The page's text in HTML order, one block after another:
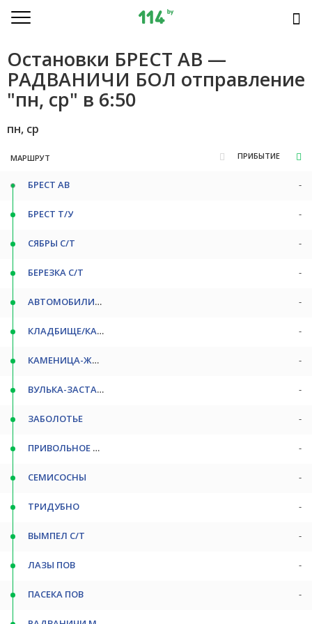
Остановки БРЕСТ АВ —
РАДВАНИЧИ БОЛ отправление
"пн, ср" в 6:50
пн, ср
МАРШРУТ ПРИБЫТИЕ
БРЕСТ АВ -
БРЕСТ Т/У -
СЯБРЫ С/Т -
БЕРЕЗКА С/Т -
АВТОМОБИЛИСТ -
КЛАДБИЩЕ/КАМЕНИЦА-ЖИРОВ. -
КАМЕНИЦА-ЖИРОВ. -
ВУЛЬКА-ЗАСТАВСКАЯ -
ЗАБОЛОТЬЕ -
ПРИВОЛЬНОЕ С/Т -
СЕМИСОСНЫ -
ТРИДУБНО -
ВЫМПЕЛ С/Т -
ЛАЗЫ ПОВ -
ПАСЕКА ПОВ -